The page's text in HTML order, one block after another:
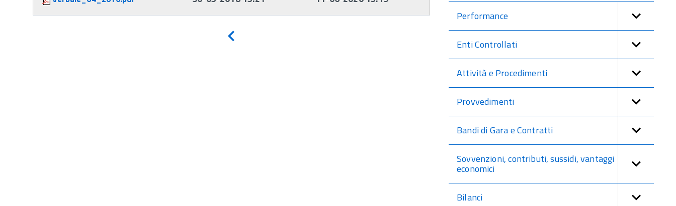
Performance
Enti Controllati
Attività e Procedimenti
Provvedimenti
Bandi di Gara e Contratti
Sovvenzioni, contributi, sussidi, vantaggi
economici
Bilanci